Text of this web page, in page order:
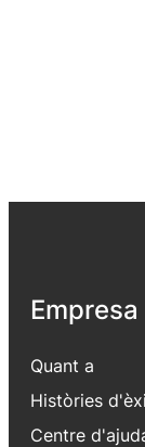
Empresa
Quant a
Històries
Centre